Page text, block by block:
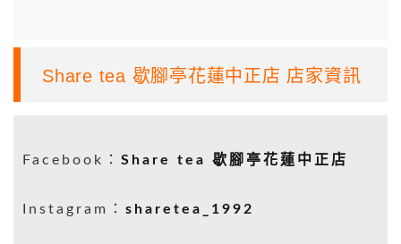
Share tea 歇腳亭花蓮中正店 店家資訊
Facebook： Share tea 歇腳亭花蓮中正店
Instagram： sharetea_1992